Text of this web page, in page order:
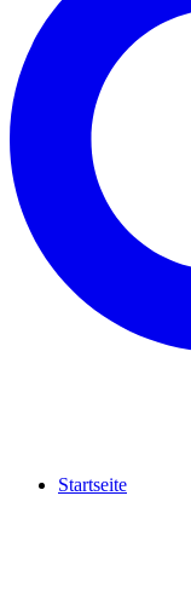
Startseite